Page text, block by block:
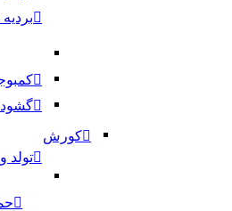
کورش